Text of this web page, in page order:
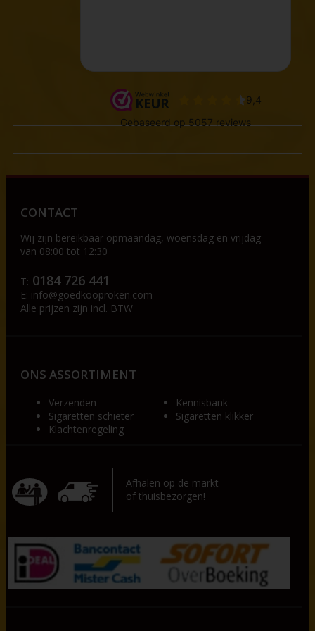
CONTACT
Wij zijn bereikbaar opmaandag, woensdag en vrijdag
van 08:00 tot 12:30
T: 0184 726 441
E: info@goedkooproken.com
Alle prijzen zijn incl. BTW
ONS ASSORTIMENT
Verzenden
Kennisbank
Sigaretten schieter
Sigaretten klikker
Klachtenregeling
Afhalen op de markt
of thuisbezorgen!